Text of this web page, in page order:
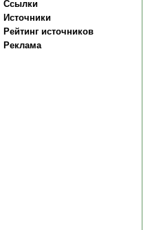
Ссылки
Источники
Рейтинг источников
Реклама